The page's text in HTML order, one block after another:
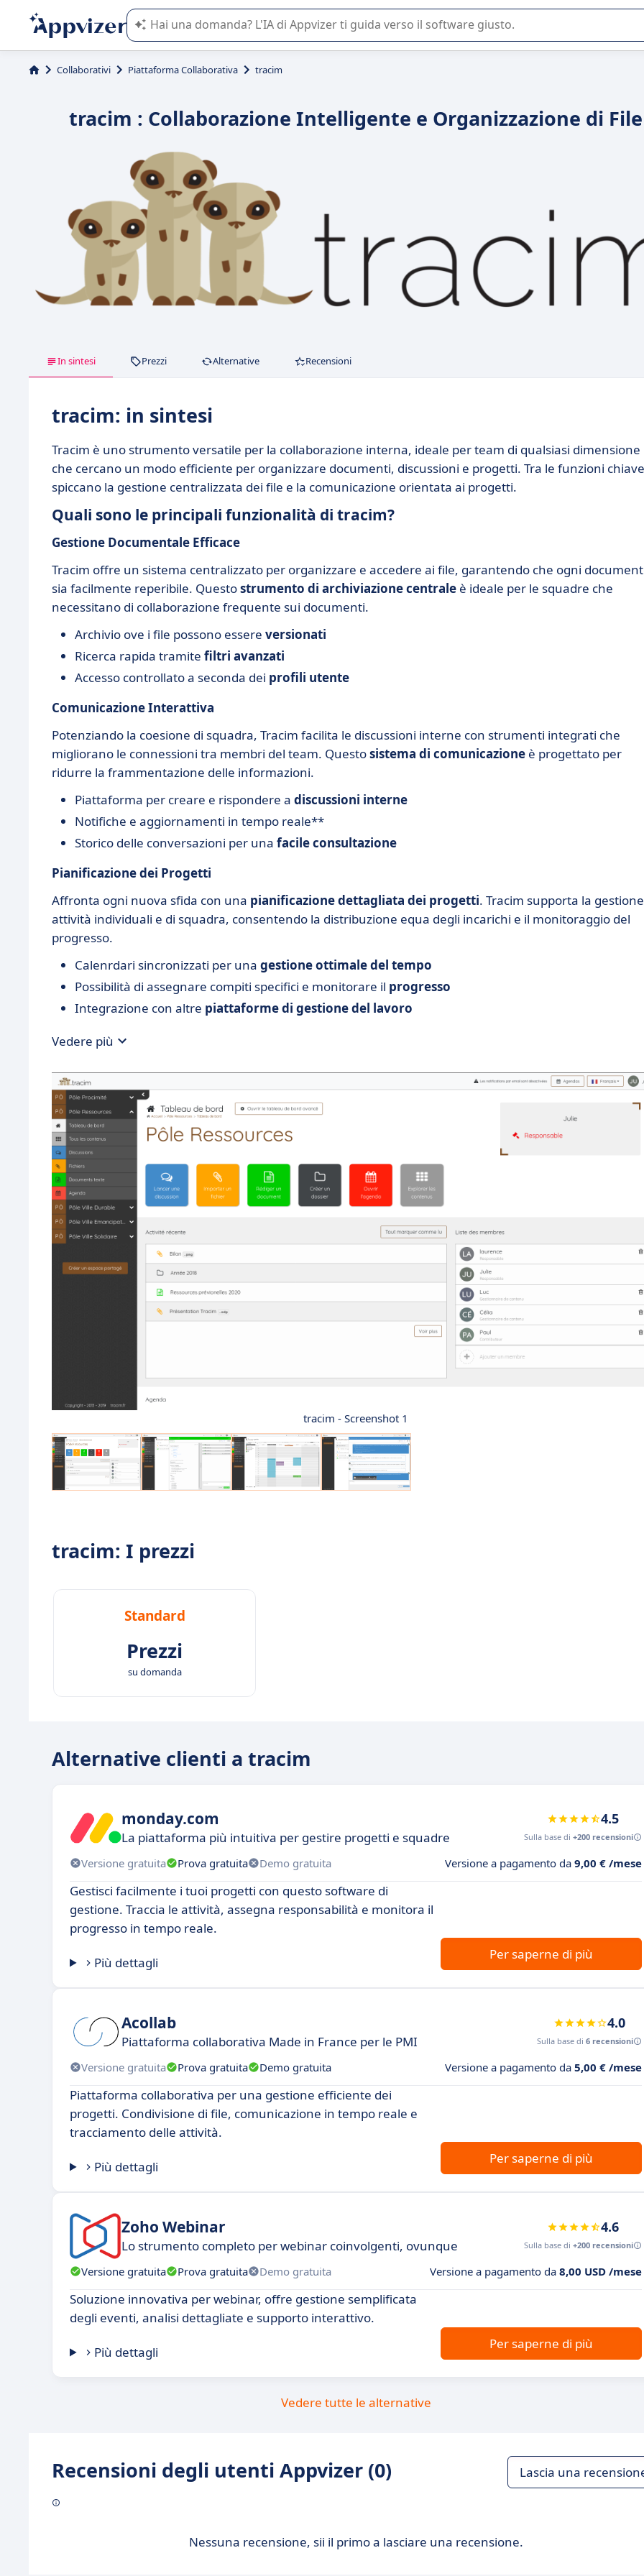
L'IA di Appvizer vi guida nell'utilizzo o nella scelta di un software SaaS per la vostra azienda.
Collaborativi Piattaforma Collaborativa tracim
tracim : Collaborazione Intelligente e Organizzazione di File
In sintesi Prezzi Alternative Recensioni
tracim: in sintesi
Tracim è uno strumento versatile per la collaborazione interna, ideale per team di qualsiasi dimensione
che cercano un modo efficiente per organizzare documenti, discussioni e progetti. Tra le funzioni
spiccano la gestione centralizzata dei file e la comunicazione orientata ai progetti.
Quali sono le principali funzionalità di tracim?
Gestione Documentale Efficace
Tracim offre un sistema centralizzato per organizzare e accedere ai file, garantendo che ogni
sia facilmente reperibile. Questostrumento di archiviazione centrale è ideale per le squadre che
necessitano di collaborazione frequente sui documenti.
Archivio ove i file possono essere versionati
Ricerca rapida tramite filtri avanzati
Accesso controllato a seconda dei profili utente
Comunicazione Interattiva
Potenziando la coesione di squadra, Tracim facilita le discussioni interne con strumenti integrati che
migliorano le connessioni tra membri del team. Questosistema di comunicazione è progettato per
ridurre la frammentazione delle informazioni.
Piattaforma per creare e rispondere a discussioni interne
Notifiche e aggiornamenti in tempo reale**
Storico delle conversazioni per una facile consultazione
Pianificazione dei Progetti
Affronta ogni nuova sfida con una pianificazione dettagliata dei progetti. Tracim supporta la
attività individuali e di squadra, consentendo la distribuzione equa degli incarichi e il monitoraggio del
progresso.
Calenrdari sincronizzati per una gestione ottimale del tempo
Possibilità di assegnare compiti specifici e monitorare il progresso
Integrazione con altre piattaforme di gestione del lavoro
Vedere più
tracim - Screenshot 1
tracim: I prezzi
Standard
Prezzi
su domanda
Alternative clienti a tracim
monday.com
La piattaforma più intuitiva per gestire progetti e squadre
4.5
Sulla base di +200 recensioni
Versione gratuita Prova gratuita Demo gratuita Versione a pagamento da 9,00 € /mese
Gestisci facilmente i tuoi progetti con questo software di
gestione. Traccia le attività, assegna responsabilità e monitora il
progresso in tempo reale.
Più dettagli
Per saperne di più
Acollab
Piattaforma collaborativa Made in France per le PMI
4.0
Sulla base di 6 recensioni
Versione gratuita Prova gratuita Demo gratuita Versione a pagamento da 5,00 € /mese
Piattaforma collaborativa per una gestione efficiente dei
progetti. Condivisione di file, comunicazione in tempo reale e
tracciamento delle attività.
Più dettagli
Per saperne di più
Zoho Webinar
Lo strumento completo per webinar coinvolgenti, ovunque
4.6
Sulla base di +200 recensioni
Versione gratuita Prova gratuita Demo gratuita Versione a pagamento da 8,00 USD /mese
Soluzione innovativa per webinar, offre gestione semplificata
degli eventi, analisi dettagliate e supporto interattivo.
Più dettagli
Per saperne di più
Vedere tutte le alternative
Recensioni degli utenti Appvizer (0) Lascia una
Nessuna recensione, sii il primo a lasciare una recensione.